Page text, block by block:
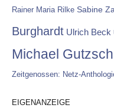
Rainer Maria Rilke Sabine
Burghardt Ulrich Beck
Michael
Zeitgenossen: Netz-
EIGENANZEIGE